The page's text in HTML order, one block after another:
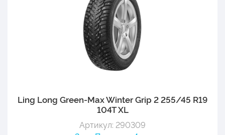
Ling Long Green-Max Winter Grip 2 255/45 R19
104T XL
Артикул: 290309